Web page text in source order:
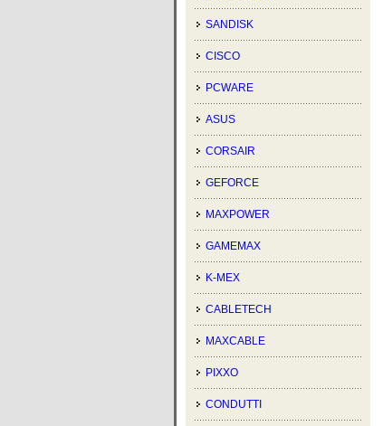
SANDISK
CISCO
PCWARE
ASUS
CORSAIR
GEFORCE
MAXPOWER
GAMEMAX
K-MEX
CABLETECH
MAXCABLE
PIXXO
CONDUTTI